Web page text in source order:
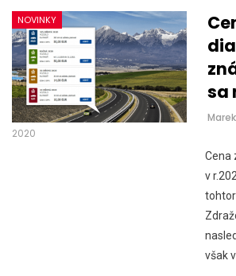
NOVINKY
sa
2020
Cena
v
však